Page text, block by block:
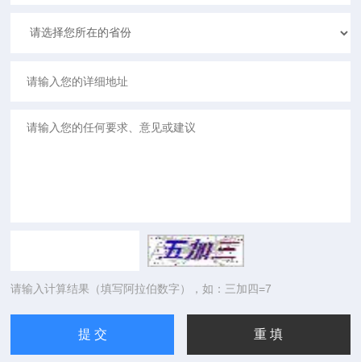
请输入计算结果（填写阿拉伯数字），如：三加四=7